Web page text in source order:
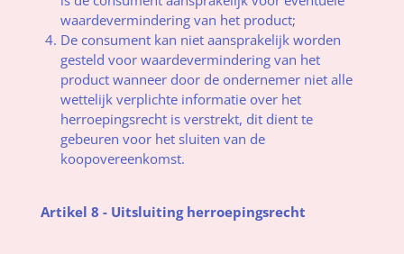
waardevermindering van het product;
De consument kan niet aansprakelijk worden
gesteld voor waardevermindering van het
product wanneer door de ondernemer niet alle
wettelijk verplichte informatie over het
herroepingsrecht is verstrekt, dit dient te
gebeuren voor het sluiten van de
koopovereenkomst.
Artikel 8 - Uitsluiting herroepingsrecht